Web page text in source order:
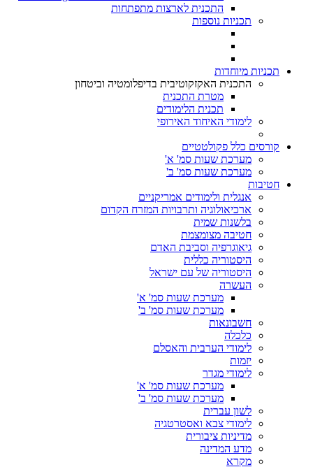
התכנית לארצות מתפתחות
תכניות נוספות
תכניות מיוחדות
התכנית האקזקוטיבית בדיפלומטיה וביטחון
מטרת התכנית
תכנית הלימודים
לימודי האיחוד האירופי
קורסים כלל פקולטטיים
מערכת שעות סמ' א'
מערכת שעות סמ' ב'
חטיבות
אנגלית ולימודים אמריקניים
ארכיאולוגיה ותרבויות המזרח הקדום
בלשנות שמית
חטיבה מצומצמת
גיאוגרפיה וסביבת האדם
היסטוריה כללית
היסטוריה של עם ישראל
העשרה
מערכת שעות סמ' א'
מערכת שעות סמ' ב'
חשבונאות
כלכלה
לימודי הערבית והאסלם
יזמות
לימודי מגדר
מערכת שעות סמ' א'
מערכת שעות סמ' ב'
לשון עברית
לימודי צבא ואסטרטגיה
מדיניות ציבורית
מדע המדינה
מקרא